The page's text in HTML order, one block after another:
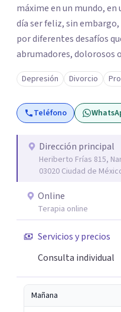
máxime en un mundo, en
día ser feliz, sin
por diferentes desafíos
abrumadores, dolorosos
preocupación al
sientes que estos
que exploremos juntos
en un espacio seguro,
egresada de Dimensión
Psicología por la UVM y
la UNAM. Cuento con los
Introducción a la Lectura
Principales aportaciones
adolescentes. Además
ellos: Abordaje
del fantasma y
escucharte.
Depresión Divorcio
Teléfono
Dirección principal
Heriberto Frías 815,
03020 Ciudad de
Online
Terapia online
Servicios y precios
Consulta individual
Mañana